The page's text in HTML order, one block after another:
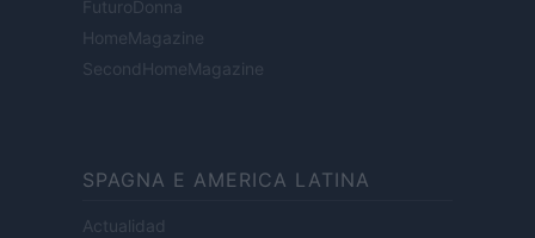
FuturoDonna
HomeMagazine
SecondHomeMagazine
SPAGNA E AMERICA LATINA
Actualidad